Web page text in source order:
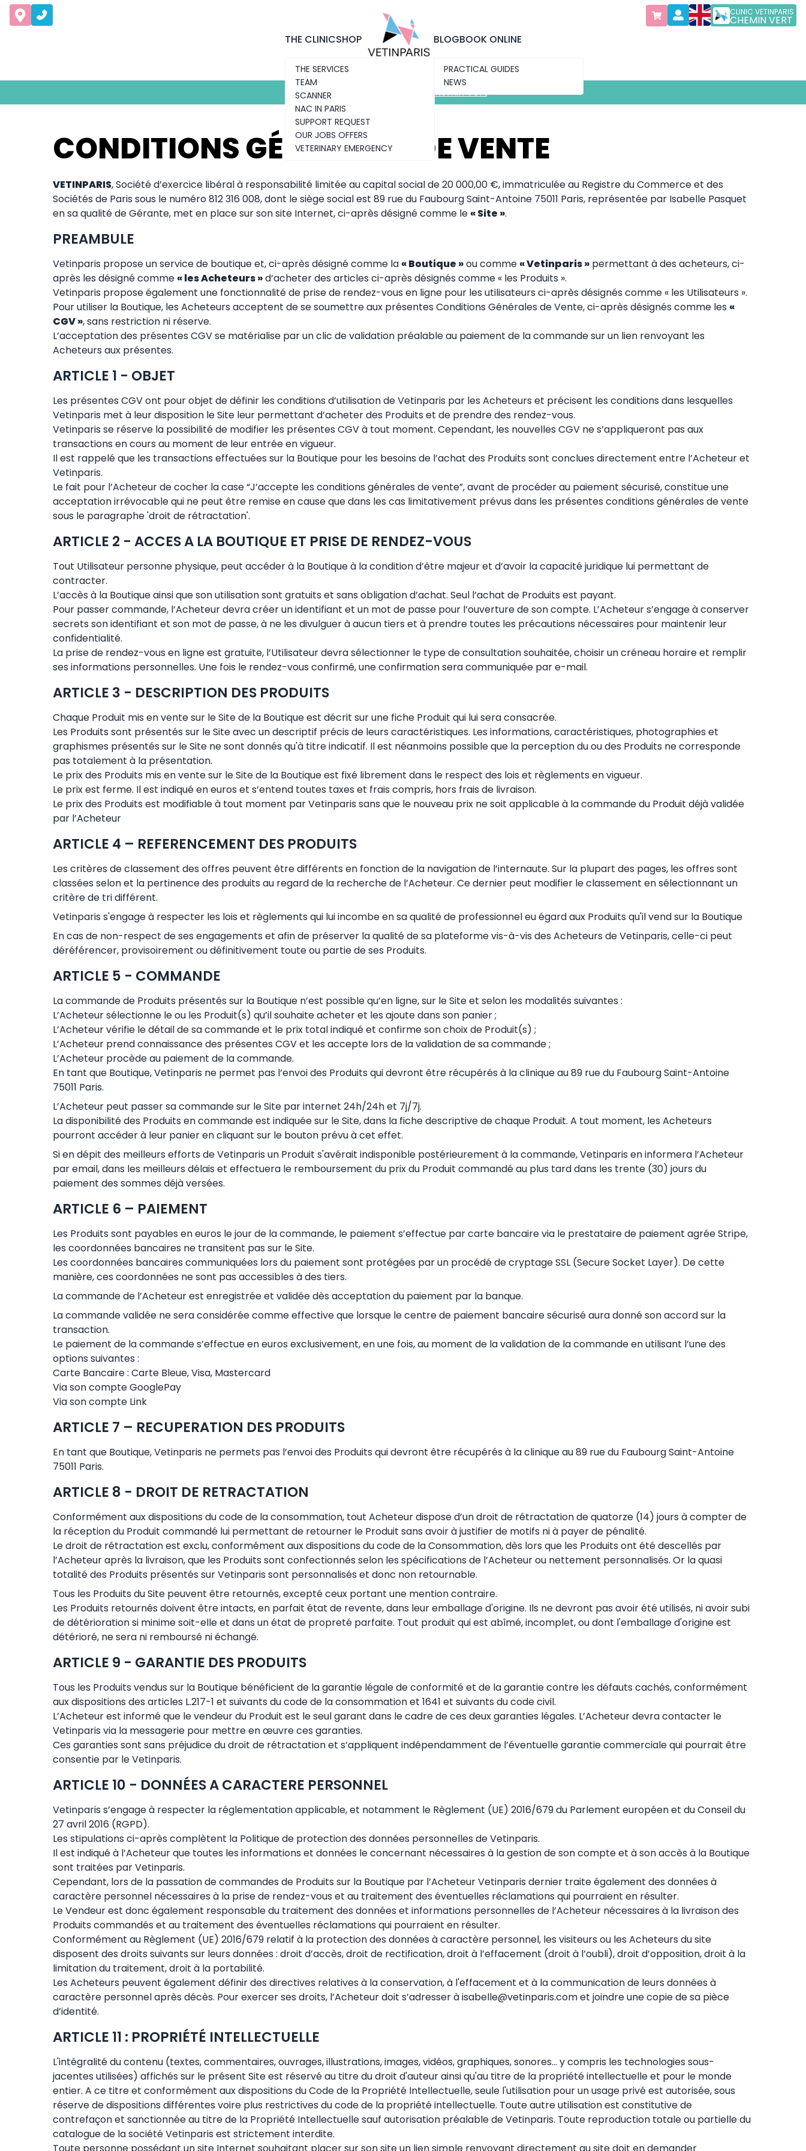
CLINIC VETINPARIS
CHEMIN VERT
THE CLINIC
THE SERVICES
TEAM
SCANNER
NAC IN PARIS
SUPPORT REQUEST
OUR JOBS OFFERS
VETERINARY EMERGENCY
SHOP BLOG
PRACTICAL GUIDES
NEWS
BOOK ONLINE
Discover the new clinic Chemin Vert
Discover the new clinic
CONDITIONS GÉNÉRALES DE VENTE
VETINPARIS, Société d’exercice libéral à responsabilité limitée au capital social de 20 000,00 €, immatriculée au Registre du Commerce et des
Sociétés de Paris sous le numéro 812 316 008, dont le siège social est 89 rue du Faubourg Saint-Antoine 75011 Paris, représentée par Isabelle Pasquet
en sa qualité de Gérante, met en place sur son site Internet, ci-après désigné comme le « Site ».
PREAMBULE
Vetinparis propose un service de boutique et, ci-après désigné comme la « Boutique »ou comme « Vetinparis » permettant à des acheteurs, ci-
après les désigné comme « les Acheteurs »d’acheter des articles ci-après désignés comme « les Produits ».
Vetinparis propose également une fonctionnalité de prise de rendez-vous en ligne pour les utilisateurs ci-après désignés comme « les Utilisateurs ».
Pour utiliser la Boutique, les Acheteurs acceptent de se soumettre aux présentes Conditions Générales de Vente, ci-après désignés comme les «
CGV », sans restriction ni réserve.
L’acceptation des présentes CGV se matérialise par un clic de validation préalable au paiement de la commande sur un lien renvoyant les
Acheteurs aux présentes.
ARTICLE 1 - OBJET
Les présentes CGV ont pour objet de définir les conditions d’utilisation de Vetinparis par les Acheteurs et précisent les conditions dans lesquelles
Vetinparis met à leur disposition le Site leur permettant d’acheter des Produits et de prendre des rendez-vous.
Vetinparis se réserve la possibilité de modifier les présentes CGV à tout moment. Cependant, les nouvelles CGV ne s’appliqueront pas aux
transactions en cours au moment de leur entrée en vigueur.
Il est rappelé que les transactions effectuées sur la Boutique pour les besoins de l’achat des Produits sont conclues directement entre l’Acheteur et
Vetinparis.
Le fait pour l’Acheteur de cocher la case “J’accepte les conditions générales de vente”, avant de procéder au paiement sécurisé, constitue une
acceptation irrévocable qui ne peut être remise en cause que dans les cas limitativement prévus dans les présentes conditions générales de vente
sous le paragraphe 'droit de rétractation'.
ARTICLE 2 - ACCES A LA BOUTIQUE ET PRISE DE RENDEZ-VOUS
Tout Utilisateur personne physique, peut accéder à la Boutique à la condition d’être majeur et d’avoir la capacité juridique lui permettant de
contracter.
L’accès à la Boutique ainsi que son utilisation sont gratuits et sans obligation d’achat. Seul l’achat de Produits est payant.
Pour passer commande, l’Acheteur devra créer un identifiant et un mot de passe pour l’ouverture de son compte. L’Acheteur s’engage à conserver
secrets son identifiant et son mot de passe, à ne les divulguer à aucun tiers et à prendre toutes les précautions nécessaires pour maintenir leur
confidentialité.
La prise de rendez-vous en ligne est gratuite, l’Utilisateur devra sélectionner le type de consultation souhaitée, choisir un créneau horaire et remplir
ses informations personnelles. Une fois le rendez-vous confirmé, une confirmation sera communiquée par e-mail.
ARTICLE 3 - DESCRIPTION DES PRODUITS
Chaque Produit mis en vente sur le Site de la Boutique est décrit sur une fiche Produit qui lui sera consacrée.
Les Produits sont présentés sur le Site avec un descriptif précis de leurs caractéristiques. Les informations, caractéristiques, photographies et
graphismes présentés sur le Site ne sont donnés qu'à titre indicatif. Il est néanmoins possible que la perception du ou des Produits ne corresponde
pas totalement à la présentation.
Le prix des Produits mis en vente sur le Site de la Boutique est fixé librement dans le respect des lois et règlements en vigueur.
Le prix est ferme. Il est indiqué en euros et s’entend toutes taxes et frais compris, hors frais de livraison.
Le prix des Produits est modifiable à tout moment par Vetinparis sans que le nouveau prix ne soit applicable à la commande du Produit déjà validée
par l’Acheteur
ARTICLE 4 – REFERENCEMENT DES PRODUITS
Les critères de classement des offres peuvent être différents en fonction de la navigation de l’internaute. Sur la plupart des pages, les offres sont
classées selon et la pertinence des produits au regard de la recherche de l’Acheteur. Ce dernier peut modifier le classement en sélectionnant un
critère de tri différent.
Vetinparis s'engage à respecter les lois et règlements qui lui incombe en sa qualité de professionnel eu égard aux Produits qu'il vend sur la Boutique
En cas de non-respect de ses engagements et afin de préserver la qualité de sa plateforme vis-à-vis des Acheteurs de Vetinparis, celle-ci peut
déréférencer, provisoirement ou définitivement toute ou partie de ses Produits.
ARTICLE 5 - COMMANDE
La commande de Produits présentés sur la Boutique n’est possible qu’en ligne, sur le Site et selon les modalités suivantes :
L’Acheteur sélectionne le ou les Produit(s) qu’il souhaite acheter et les ajoute dans son panier ;
L’Acheteur vérifie le détail de sa commande et le prix total indiqué et confirme son choix de Produit(s) ;
L’Acheteur prend connaissance des présentes CGV et les accepte lors de la validation de sa commande ;
L’Acheteur procède au paiement de la commande.
En tant que Boutique, Vetinparis ne permet pas l’envoi des Produits qui devront être récupérés à la clinique au 89 rue du Faubourg Saint-Antoine
75011 Paris.
L’Acheteur peut passer sa commande sur le Site par internet 24h/24h et 7j/7j.
La disponibilité des Produits en commande est indiquée sur le Site, dans la fiche descriptive de chaque Produit. A tout moment, les Acheteurs
pourront accéder à leur panier en cliquant sur le bouton prévu à cet effet.
Si en dépit des meilleurs efforts de Vetinparis un Produit s'avérait indisponible postérieurement à la commande, Vetinparis en informera l’Acheteur
par email, dans les meilleurs délais et effectuera le remboursement du prix du Produit commandé au plus tard dans les trente (30) jours du
paiement des sommes déjà versées.
ARTICLE 6 – PAIEMENT
Les Produits sont payables en euros le jour de la commande, le paiement s’effectue par carte bancaire via le prestataire de paiement agrée Stripe,
les coordonnées bancaires ne transitent pas sur le Site.
Les coordonnées bancaires communiquées lors du paiement sont protégées par un procédé de cryptage SSL (Secure Socket Layer). De cette
manière, ces coordonnées ne sont pas accessibles à des tiers.
La commande de l’Acheteur est enregistrée et validée dès acceptation du paiement par la banque.
La commande validée ne sera considérée comme effective que lorsque le centre de paiement bancaire sécurisé aura donné son accord sur la
transaction.
Le paiement de la commande s’effectue en euros exclusivement, en une fois, au moment de la validation de la commande en utilisant l’une des
options suivantes :
Carte Bancaire : Carte Bleue, Visa, Mastercard
Via son compte GooglePay
Via son compte Link
ARTICLE 7 – RECUPERATION DES PRODUITS
En tant que Boutique, Vetinparis ne permets pas l’envoi des Produits qui devront être récupérés à la clinique au 89 rue du Faubourg Saint-Antoine
75011 Paris.
ARTICLE 8 - DROIT DE RETRACTATION
Conformément aux dispositions du code de la consommation, tout Acheteur dispose d’un droit de rétractation de quatorze (14) jours à compter de
la réception du Produit commandé lui permettant de retourner le Produit sans avoir à justifier de motifs ni à payer de pénalité.
Le droit de rétractation est exclu, conformément aux dispositions du code de la Consommation, dès lors que les Produits ont été descellés par
l’Acheteur après la livraison, que les Produits sont confectionnés selon les spécifications de l’Acheteur ou nettement personnalisés. Or la quasi
totalité des Produits présentés sur Vetinparis sont personnalisés et donc non retournable.
Tous les Produits du Site peuvent être retournés, excepté ceux portant une mention contraire.
Les Produits retournés doivent être intacts, en parfait état de revente, dans leur emballage d'origine. Ils ne devront pas avoir été utilisés, ni avoir subi
de détérioration si minime soit-elle et dans un état de propreté parfaite. Tout produit qui est abîmé, incomplet, ou dont l'emballage d'origine est
détérioré, ne sera ni remboursé ni échangé.
ARTICLE 9 - GARANTIE DES PRODUITS
Tous les Produits vendus sur la Boutique bénéficient de la garantie légale de conformité et de la garantie contre les défauts cachés, conformément
aux dispositions des articles L.217-1 et suivants du code de la consommation et 1641 et suivants du code civil.
L’Acheteur est informé que le vendeur du Produit est le seul garant dans le cadre de ces deux garanties légales. L’Acheteur devra contacter le
Vetinparis via la messagerie pour mettre en œuvre ces garanties.
Ces garanties sont sans préjudice du droit de rétractation et s’appliquent indépendamment de l’éventuelle garantie commerciale qui pourrait être
consentie par le Vetinparis.
ARTICLE 10 - DONNÉES A CARACTERE PERSONNEL
Vetinparis s’engage à respecter la réglementation applicable, et notamment le Règlement (UE) 2016/679 du Parlement européen et du Conseil du
27 avril 2016 (RGPD).
Les stipulations ci-après complètent la Politique de protection des données personnelles de Vetinparis.
Il est indiqué à l’Acheteur que toutes les informations et données le concernant nécessaires à la gestion de son compte et à son accès à la Boutique
sont traitées par Vetinparis.
Cependant, lors de la passation de commandes de Produits sur la Boutique par l’Acheteur Vetinparis dernier traite également des données à
caractère personnel nécessaires à la prise de rendez-vous et au traitement des éventuelles réclamations qui pourraient en résulter.
Le Vendeur est donc également responsable du traitement des données et informations personnelles de l’Acheteur nécessaires à la livraison des
Produits commandés et au traitement des éventuelles réclamations qui pourraient en résulter.
Conformément au Règlement (UE) 2016/679 relatif à la protection des données à caractère personnel, les visiteurs ou les Acheteurs du site
disposent des droits suivants sur leurs données : droit d’accès, droit de rectification, droit à l’effacement (droit à l’oubli), droit d’opposition, droit à la
limitation du traitement, droit à la portabilité.
Les Acheteurs peuvent également définir des directives relatives à la conservation, à l'effacement et à la communication de leurs données à
caractère personnel après décès. Pour exercer ses droits, l’Acheteur doit s’adresser à isabelle@vetinparis.com et joindre une copie de sa pièce
d’identité.
ARTICLE 11 : PROPRIÉTÉ INTELLECTUELLE
L'intégralité du contenu (textes, commentaires, ouvrages, illustrations, images, vidéos, graphiques, sonores... y compris les technologies sous-
jacentes utilisées) affichés sur le présent Site est réservé au titre du droit d'auteur ainsi qu'au titre de la propriété intellectuelle et pour le monde
entier. A ce titre et conformément aux dispositions du Code de la Propriété Intellectuelle, seule l'utilisation pour un usage privé est autorisée, sous
réserve de dispositions différentes voire plus restrictives du code de la propriété intellectuelle. Toute autre utilisation est constitutive de
contrefaçon et sanctionnée au titre de la Propriété Intellectuelle sauf autorisation préalable de Vetinparis. Toute reproduction totale ou partielle du
catalogue de la société Vetinparis est strictement interdite.